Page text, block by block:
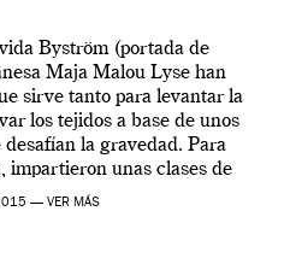
Byström (portada de
Maja Malou Lyse han
sirve tanto para levantar la
los tejidos a base de unos
la gravedad. Para
impartieron unas clases de
el Tate […]
— VER MÁS